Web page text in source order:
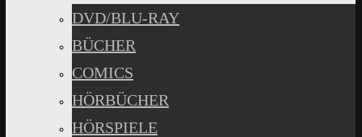
DVD/BLU-RAY
BÜCHER
COMICS
HÖRBÜCHER
HÖRSPIELE